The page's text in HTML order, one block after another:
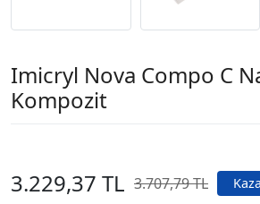
Imicryl Nova Compo C
Kompozit
3.229,37 TL 3.707,79 TL